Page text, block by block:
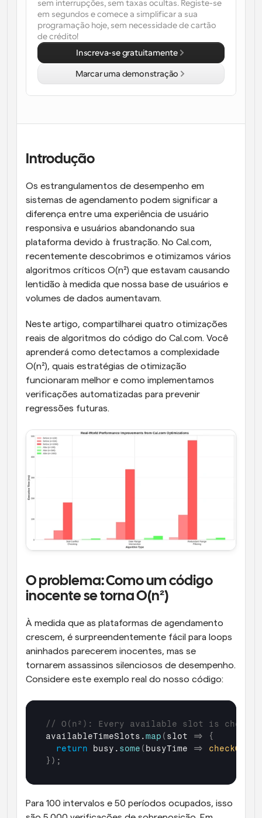
Agendamento potenciado com chamadas
impulsionadas por IA
Fluxos de trabalho
Automatizar agendamento e lembretes
Mantenha-se atualizado com as últimas notícias e
atualizações
Agende reuniões de forma fluida com várias pessoas
Webhooks
Receba notificações quando algo acontecer
Introdução
Os estrangulamentos de desempenho em
sistemas de agendamento podem significar a
diferença entre uma experiência de usuário
responsiva e usuários abandonando sua
plataforma devido à frustração. No Cal.com,
recentemente descobrimos e otimizamos vários
algoritmos críticos O(n²) que estavam causando
lentidão à medida que nossa base de usuários e
volumes de dados aumentavam.
Neste artigo, compartilharei quatro otimizações
reais de algoritmos do código do Cal.com. Você
aprenderá como detectamos a complexidade
O(n²), quais estratégias de otimização
funcionaram melhor e como implementamos
verificações automatizadas para prevenir
regressões futuras.
O problema: Como um código
inocente se torna O(n²)
À medida que as plataformas de agendamento
crescem, é surpreendentemente fácil para loops
aninhados parecerem inocentes, mas se
tornarem assassinos silenciosos de desempenho.
Considere este exemplo real do nosso código:
// O(n²): Every available slot is
availableTimeSlots .map ( slot =>
{
return
busy . some ( busyTime =>
} ) ;
Para 100 intervalos e 50 períodos ocupados, isso
sem interrupções, sem taxas ocultas. Registe-se
em segundos e comece a simplificar a sua
programação hoje, sem necessidade de cartão
de crédito!
Inscreva-se gratuitamente
Marcar uma demonstração